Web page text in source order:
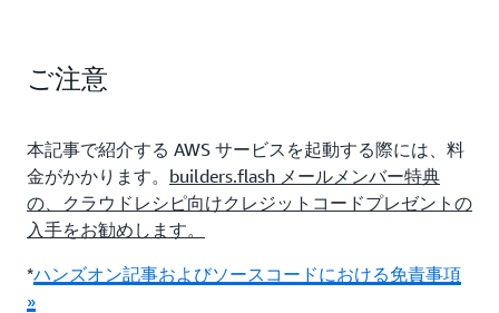
ご注意
本記事で紹介する AWS サービスを起動する際には、料
金がかかります。 builders.flash メールメンバー特典
の、クラウドレシピ向けクレジットコードプレゼントの
入手をお勧めします。
*ハンズオン記事およびソースコードにおける免責事項
»